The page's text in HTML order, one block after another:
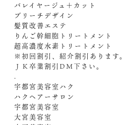
バレイヤージュ＋カット
ブリーチデザイン
髪質改善エステ
りんご幹細胞トリートメント
超高濃度水素トリートメント
※初回割引、紹介割引あります。
ＪＫ卒業割引︎DM下さい。
.
宇都宮美容室ハク
ハクヘアーサロン
宇都宮美容室
大宮美容室